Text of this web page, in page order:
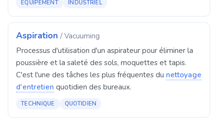
ÉQUIPEMENT INDUSTRIEL
Aspiration / Vacuuming
Processus d'utilisation d'un aspirateur pour éliminer la
poussière et la saleté des sols, moquettes et tapis.
C'est l'une des tâches les plus fréquentes du nettoyage
d'entretien quotidien des bureaux.
TECHNIQUE QUOTIDIEN